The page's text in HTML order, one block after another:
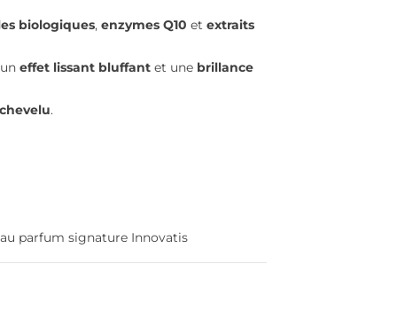
RÉPARER
DURABLEMENT
biologiques, enzymes Q10 et extraits
effet lissant bluffant et une brillance
.
parfum signature Innovatis